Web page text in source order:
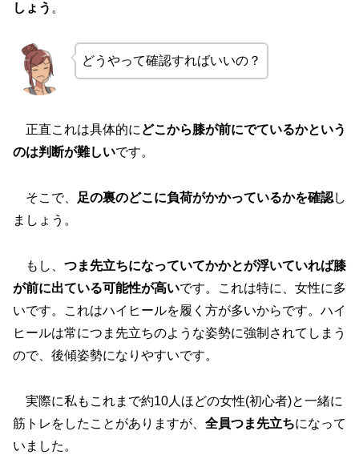
しょう 。
どうやって確認すればいいの？
正直これは具体的に どこから膝が前にでているかという
のは判断が難しいです。
そこで、 足の裏のどこに負荷がかかっているかを確認し
ましょう。
もし、 つま先立ちになっていてかかとが浮いていれば膝
が前に出ている可能性が高いです。これは特に、女性に多
いです。これはハイヒールを履く方が多いからです。ハイ
ヒールは常につま先立ちのような姿勢に強制されてしまう
ので、後傾姿勢になりやすいです。
実際に私もこれまで約10人ほどの女性(初心者)と一緒に
筋トレをしたことがありますが、 全員つま先立ちになって
いました。